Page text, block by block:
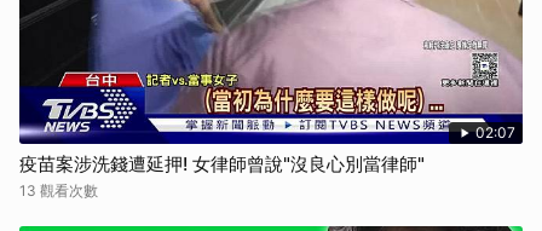
02:07
疫苗案涉洗錢遭延押! 女律師曾說"沒良心別當律師"
13 觀看次數